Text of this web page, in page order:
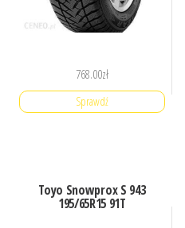
768.00zł
Sprawdź
Toyo Snowprox S 943
195/65R15 91T